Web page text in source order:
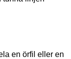
en örfil eller en